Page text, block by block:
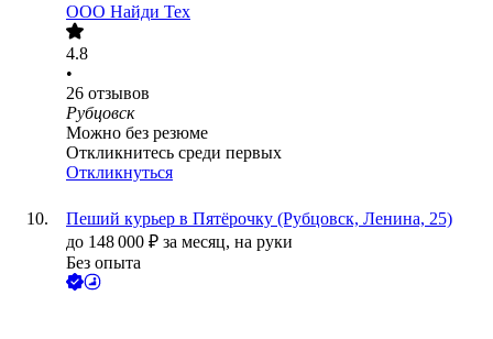
ООО Найди Тех
4.8
•
26 отзывов
Рубцовск
Можно без резюме
Откликнитесь среди первых
Откликнуться
Пеший курьер в Пятёрочку (Рубцовск, Ленина, 25)
до 148 000 ₽ за месяц, на руки
Без опыта